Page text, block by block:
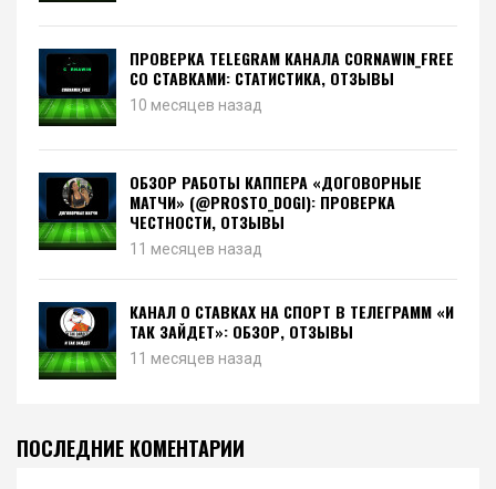
ПРОВЕРКА TELEGRAM КАНАЛА CORNAWIN_FREE
СО СТАВКАМИ: СТАТИСТИКА, ОТЗЫВЫ
10 месяцев назад
ОБЗОР РАБОТЫ КАППЕРА «ДОГОВОРНЫЕ
МАТЧИ» (@PROSTO_DOGI): ПРОВЕРКА
ЧЕСТНОСТИ, ОТЗЫВЫ
11 месяцев назад
КАНАЛ О СТАВКАХ НА СПОРТ В ТЕЛЕГРАММ «И
ТАК ЗАЙДЕТ»: ОБЗОР, ОТЗЫВЫ
11 месяцев назад
ПОСЛЕДНИЕ КОМЕНТАРИИ